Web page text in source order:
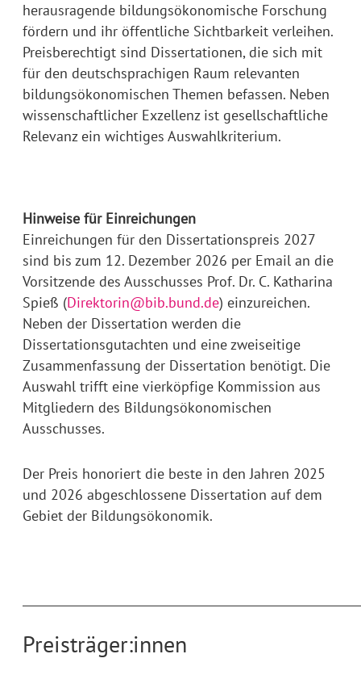
herausragende bildungsökonomische Forschung
fördern und ihr öffentliche Sichtbarkeit verleihen.
Preisberechtigt sind Dissertationen, die sich mit
für den deutschsprachigen Raum relevanten
bildungsökonomischen Themen befassen. Neben
wissenschaftlicher Exzellenz ist gesellschaftliche
Relevanz ein wichtiges Auswahlkriterium.
Hinweise für Einreichungen
Einreichungen für den Dissertationspreis 2027
sind bis zum 12. Dezember 2026 per Email an die
Vorsitzende des Ausschusses Prof. Dr. C. Katharina
Spieß (Direktorin@bib.bund.de) einzureichen.
Neben der Dissertation werden die
Dissertationsgutachten und eine zweiseitige
Zusammenfassung der Dissertation benötigt. Die
Auswahl trifft eine vierköpfige Kommission aus
Mitgliedern des Bildungsökonomischen
Ausschusses.
Der Preis honoriert die beste in den Jahren 2025
und 2026 abgeschlossene Dissertation auf dem
Gebiet der Bildungsökonomik.
Preisträger:innen